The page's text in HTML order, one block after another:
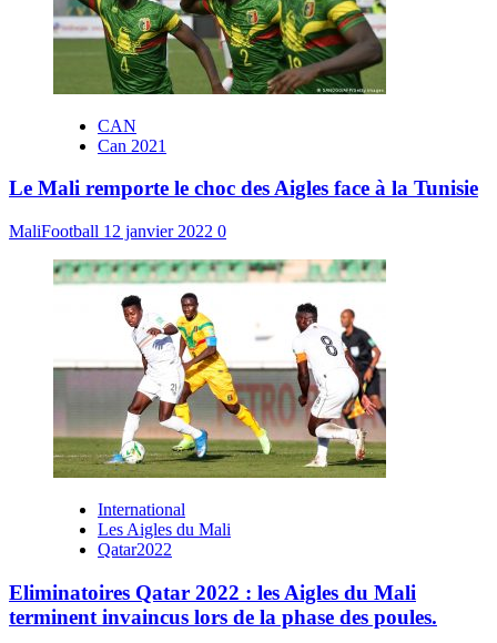
CAN
Can 2021
Le Mali remporte le choc des Aigles face à la Tunisie
MaliFootball 12 janvier 2022 0
International
Les Aigles du Mali
Qatar2022
Eliminatoires Qatar 2022 : les Aigles du Mali
terminent invaincus lors de la phase des poules.